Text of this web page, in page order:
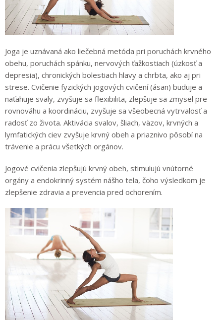
Joga je uznávaná ako liečebná metóda pri poruchách krvného
obehu, poruchách spánku, nervových ťažkostiach (úzkosť a
depresia), chronických bolestiach hlavy a chrbta, ako aj pri
strese. Cvičenie fyzických jogových cvičení (ásan) buduje a
naťahuje svaly, zvyšuje sa flexibilita, zlepšuje sa zmysel pre
rovnováhu a koordináciu, zvyšuje sa všeobecná vytrvalosť a
radosť zo života. Aktivácia svalov, šliach, väzov, krvných a
lymfatických ciev zvyšuje krvný obeh a priaznivo pôsobí na
trávenie a prácu všetkých orgánov.
Jogové cvičenia zlepšujú krvný obeh, stimulujú vnútorné
orgány a endokrinný systém nášho tela, čoho výsledkom je
zlepšenie zdravia a prevencia pred ochorením.